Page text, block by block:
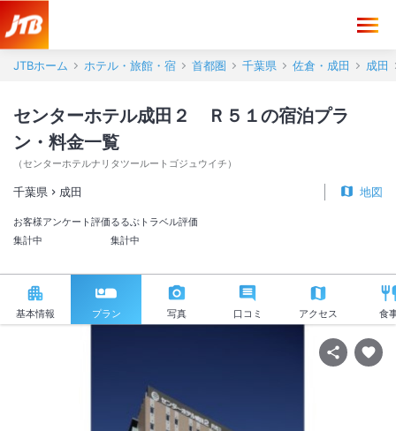
JTBホーム ホテル・旅館・宿 首都圏 千葉県 佐倉・成田 成田
センターホテル成田２ Ｒ５１の宿泊プラ
ン・料金一覧
（ センターホテルナリタツールートゴジュウイチ ）
千葉県 成田 地図
お客様アンケート評価
集計中
るるぶトラベル評価
集計中
基本情報 プラン 写真 口コミ アクセス 食